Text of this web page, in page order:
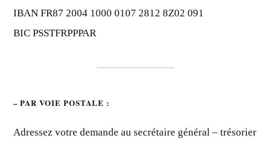
IBAN FR87 2004 1000 0107 2812 8Z02 091
BIC PSSTFRPPPAR
– PAR VOIE POSTALE :
Adressez votre demande au secrétaire général – trésorier